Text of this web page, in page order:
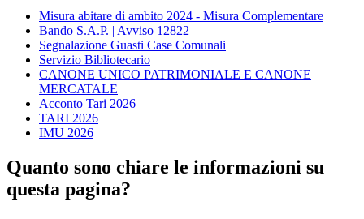
Misura abitare di ambito 2024 - Misura Complementare
Bando S.A.P. | Avviso 12822
Segnalazione Guasti Case Comunali
Servizio Bibliotecario
CANONE UNICO PATRIMONIALE E CANONE
MERCATALE
Acconto Tari 2026
TARI 2026
IMU 2026
Quanto sono chiare le informazioni su
questa pagina?